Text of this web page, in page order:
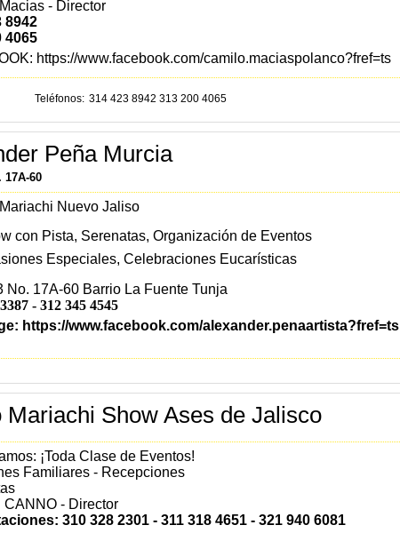
- Director
8942
4065
https://www.facebook.com/camilo.maciaspolanco?fref=ts
Teléfonos 314 423 8942 313 200 4065
Peña Murcia
17A-60
Nuevo Jaliso
con Pista, Serenatas, Organización de Eventos
Especiales, Celebraciones Eucarísticas
No. 17A-60 Barrio La Fuente Tunja
- 312 345 4545
https://www.facebook.com/alexander.penaartista?fref=ts
Mariachi Show Ases de Jalisco
¡Toda Clase de Eventos!
Familiares - Recepciones
CANNO - Director
310 328 2301 - 311 318 4651 - 321 940 6081